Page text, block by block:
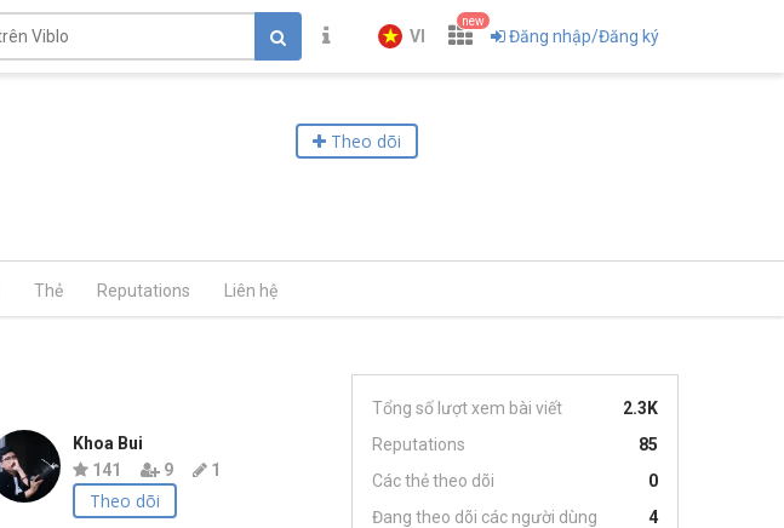
VI
new
Đăng nhập/Đăng ký
Theo dõi
Thẻ Reputations Liên hệ
Khoa Bui
141
9 1
Theo dõi
Tổng số lượt xem bài viết
2.3K
Reputations
85
Các thẻ theo dõi
0
Đang theo dõi các người dùng
4